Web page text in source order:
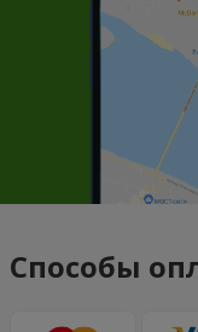
Способы